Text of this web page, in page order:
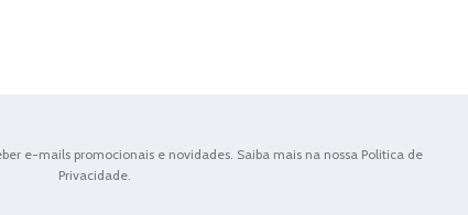
e-mails promocionais e novidades. Saiba mais na nossa Politica de
Privacidade.